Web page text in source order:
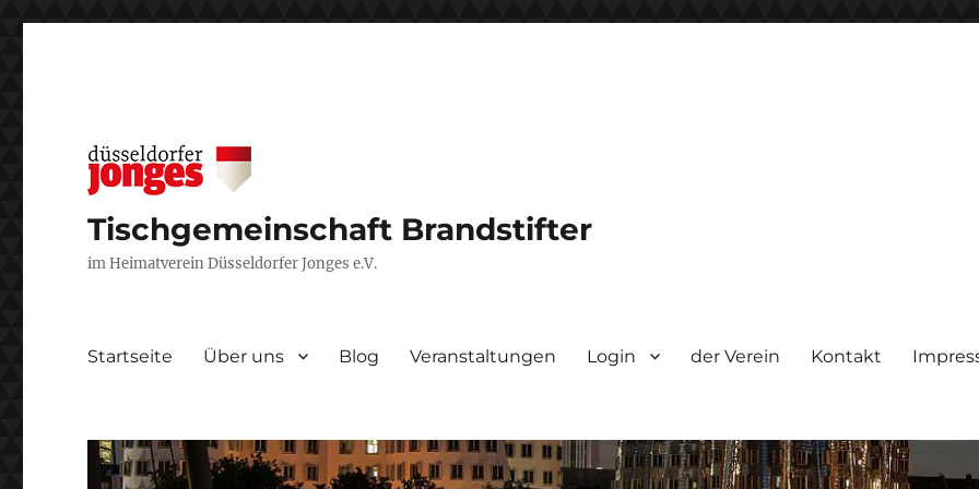
Tischgemeinschaft Brandstifter
im Heimatverein Düsseldorfer Jonges e.V.
Startseite Über uns Blog Veranstaltungen Login der Verein Kontakt